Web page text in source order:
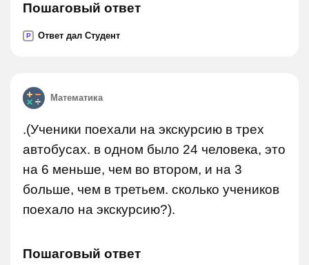
Пошаговый ответ
P Ответ дал Студент
Математика
.(Ученики поехали на экскурсию в трех
автобусах. в одном было 24 человека, это
на 6 меньше, чем во втором, и на 3
больше, чем в третьем. сколько учеников
поехало на экскурсию?).
Пошаговый ответ